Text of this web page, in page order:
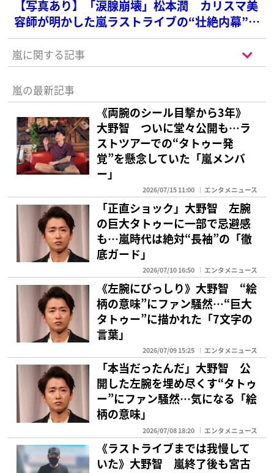
【写真あり】「涙腺崩壊」松本潤 カリスマ美
容師が明かした嵐ラストライブの“壮絶内幕”に
ファン騒然…当日には体調不良の懸念も
嵐に関する記事
嵐の最新記事
《両腕のシール目撃から3年》
大野智 ついに堂々公開も…ラ
ストツアーでの“タトゥー発
覚”を懸念していた「嵐メンバ
ー」
2026/07/15 11:00 エンタメニュース
「正直ショック」大野智 左腕
の巨大タトゥーに一部で忌避感
も…嵐時代は絶対“長袖”の「徹
底ガード」
2026/07/10 16:50 エンタメニュース
《左腕にびっしり》大野智 “絵
柄の意味”にファン騒然…“巨大
タトゥー”に描かれた「7文字の
言葉」
2026/07/09 15:25 エンタメニュース
「本当だったんだ」大野智 公
開した左腕を埋め尽くす“タトゥ
ー”にファン騒然…気になる「絵
柄の意味」
2026/07/08 18:20 エンタメニュース
《ラストライブまでは我慢して
いた》大野智 嵐終了後も宮古